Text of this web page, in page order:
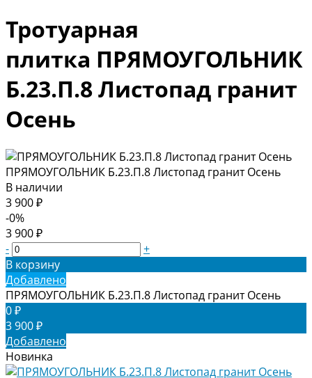
Тротуарная
плитка ПРЯМОУГОЛЬНИК
Б.23.П.8 Листопад гранит
Осень
ПРЯМОУГОЛЬНИК Б.23.П.8 Листопад гранит Осень
В наличии
3 900 ₽
-0%
3 900 ₽
-
+
В корзину
Добавлено
ПРЯМОУГОЛЬНИК Б.23.П.8 Листопад гранит Осень
0 ₽
3 900 ₽
Добавлено
Новинка